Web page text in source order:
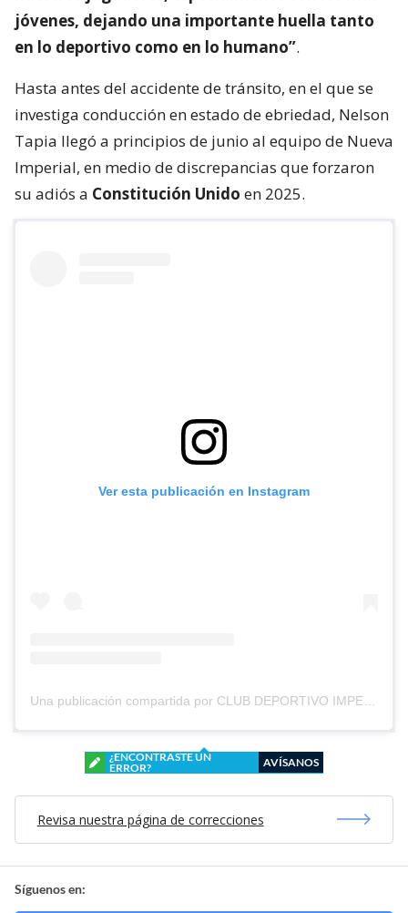
jóvenes, dejando una importante huella tanto
en lo deportivo como en lo humano”.
Hasta antes del accidente de tránsito, en el que se
investiga conducción en estado de ebriedad, Nelson
Tapia llegó a principios de junio al equipo de Nueva
Imperial, en medio de discrepancias que forzaron
su adiós a Constitución Unido en 2025.
Ver esta publicación en Instagram
¿ENCONTRASTE UN
ERROR?
AVÍSANOS
Revisa nuestra página de correcciones
Síguenos en: